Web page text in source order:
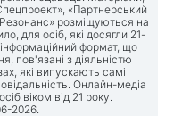
«Партнерський
розміщуються на
для осіб, які досягли 21-
інформаційний формат, що
пов'язані з діяльністю
які випускають самі
Онлайн-медіа
віком від 21 року.
2026.